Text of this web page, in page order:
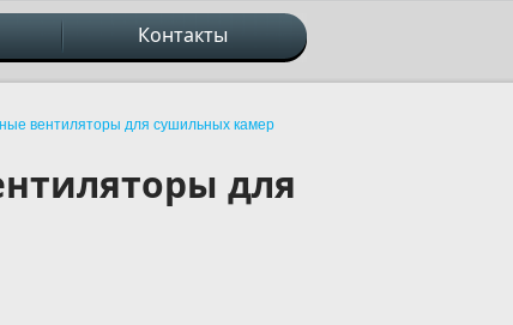
Контакты
вентиляторы для сушильных камер
для